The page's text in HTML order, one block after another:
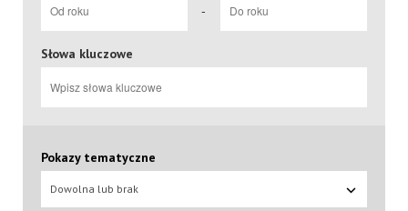
-
Słowa kluczowe
Pokazy tematyczne
Dowolna lub brak